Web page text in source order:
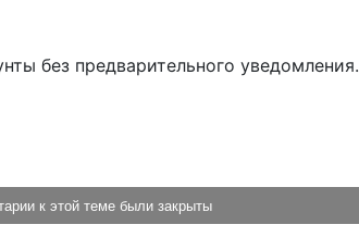
без предварительного уведомления.
к этой теме были закрыты